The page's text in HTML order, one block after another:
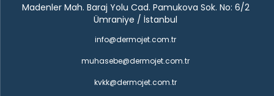
Madenler Mah. Baraj Yolu Cad. Pamukova Sok. No: 6/2
Ümraniye / İstanbul
info@dermojet.com.tr
muhasebe@dermojet.com.tr
kvkk@dermojet.com.tr